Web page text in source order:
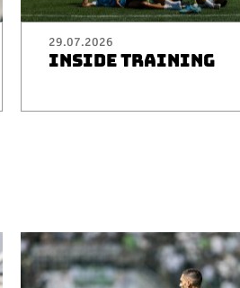
29.07.2026
INSIDE TRAINING